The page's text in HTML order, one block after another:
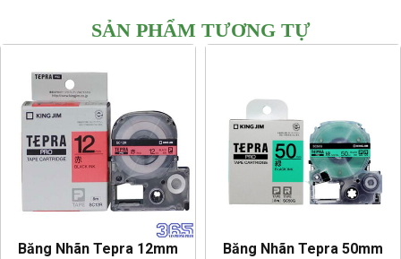
SẢN PHẨM TƯƠNG TỰ
Băng Nhãn Tepra 12mm Băng Nhãn Tepra 50mm